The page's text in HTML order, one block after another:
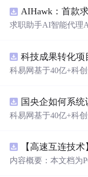
AIHawk：首款
求职助手AI智能代理
科易网基于40亿+科
新领域的AI+数智化
智能化发展。
科易网基于40亿+科
新领域的AI+数智化
智能化发展。
内容概要：本文档为